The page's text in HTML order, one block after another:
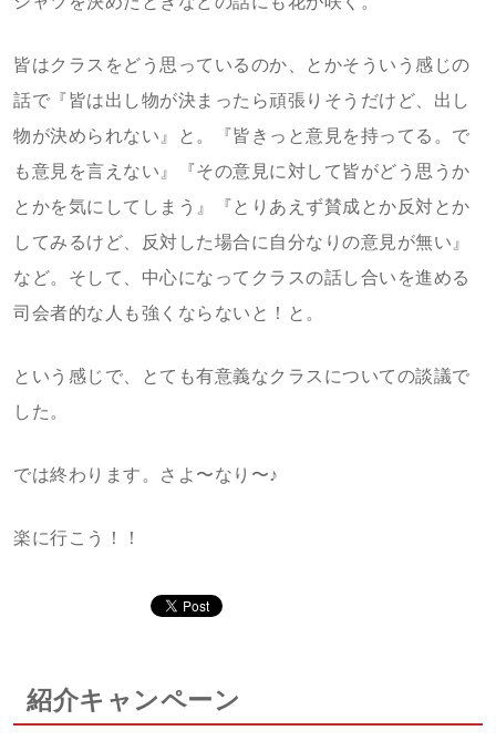
皆はクラスをどう思っているのか、とかそういう感じの
話で『皆は出し物が決まったら頑張りそうだけど、出し
物が決められない』と。『皆きっと意見を持ってる。で
も意見を言えない』『その意見に対して皆がどう思うか
とかを気にしてしまう』『とりあえず賛成とか反対とか
してみるけど、反対した場合に自分なりの意見が無い』
など。そして、中心になってクラスの話し合いを進める
司会者的な人も強くならないと！と。
という感じで、とても有意義なクラスについての談議で
した。
では終わります。さよ〜なり〜♪
楽に行こう！！
紹介キャンペーン